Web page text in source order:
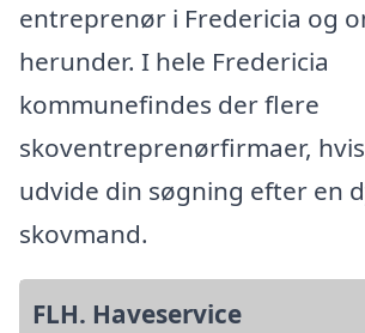
entreprenør i Fredericia og
herunder. I hele Fredericia
kommunefindes der flere
skoventreprenørfirmaer,
udvide din søgning efter en
skovmand.
FLH. Haveservice